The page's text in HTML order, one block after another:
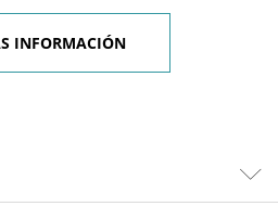
INFORMACIÓN